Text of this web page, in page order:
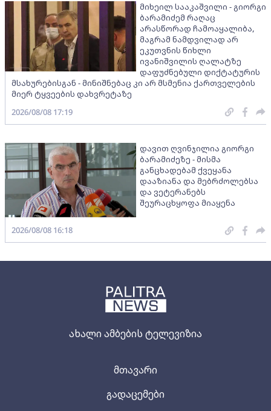
ახალი ამბების ტელევიზია
მთავარი
გადაცემები
მიხეილ სააკაშვილი - გიორგი
ბარამიძემ რაღაც
არასწორად ჩამოაყალიბა,
მაგრამ ნამდვილად არ
ეკუთვნის წიხლი
ივანიშვილის ღალატზე
დაფუძნებული დიქტატურის
მსახურებისგან - მინიშნებაც კი არ მსმენია ქართველების
მიერ ტყვეების დახვრეტაზე
2026/08/08 17:19
დავით ღვინჯილია გიორგი
ბარამიძეზე - მისმა
განცხადებამ ქვეყანა
დააზიანა და მებრძოლებსა
და ვეტერანებს
შეურაცხყოფა მიაყენა
2026/08/08 16:18